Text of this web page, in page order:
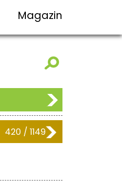
Magazin
420 / 1149